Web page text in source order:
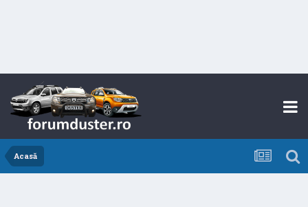
Acasă